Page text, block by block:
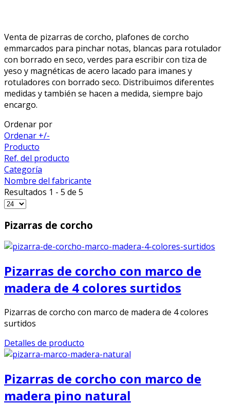
Venta de pizarras de corcho, plafones de corcho
emmarcados para pinchar notas, blancas para rotulador
con borrado en seco, verdes para escribir con tiza de
yeso y magnéticas de acero lacado para imanes y
rotuladores con borrado seco. Distribuimos diferentes
medidas y también se hacen a medida, siempre bajo
encargo.
Ordenar por
Ordenar +/-
Producto
Ref. del producto
Categoría
Nombre del fabricante
Resultados 1 - 5 de 5
Pizarras de corcho
Pizarras de corcho con marco de
madera de 4 colores surtidos
Pizarras de corcho con marco de madera de 4 colores
surtidos
Detalles de producto
Pizarras de corcho con marco de
madera pino natural